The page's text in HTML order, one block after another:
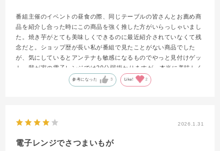
番組主催のイベントの昼食の際、同じテーブルの皆さんとお薦め商
品を紹介し合った時にこの商品を強く推した方がいらっしゃいまし
た。焼き芋がとても美味しくできるのに最近紹介されていなくて残
念だと。ショップ歴が長い私が番組で見たことがない商品でした
が、気にしているとアンテナも敏感になるものでやっと見付けゲッ
ト。我が家の電子レンジでは30分弱掛かりますが、本当に美味しく
出来ました。最近焼き芋が高いので、これさえあれば買わずに済み
ます。その方同様予備をもう1セット買いたいぐらいです。ショッ
参考になった 3 Like! 2
2026.1.31
電子レンジでさつまいもが